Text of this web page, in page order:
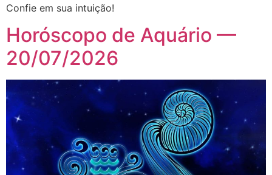
Confie em sua intuição!
Horóscopo de Aquário —
20/07/2026